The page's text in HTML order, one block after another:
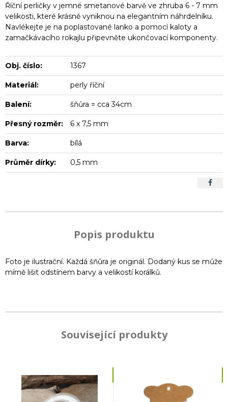
Říční perličky v jemné smetanové barvě ve zhruba 6 - 7 mm
velikosti, které krásně vyniknou na elegantním náhrdelníku.
Navlékejte je na poplastované lanko a pomocí kaloty a
zamačkávacího rokajlu připevněte ukončovací komponenty.
Obj. číslo: 1367
Materiál: perly říční
Balení: šňůra = cca 34cm
Přesný rozměr: 6 x 7,5 mm
Barva: bílá
Průměr dírky: 0,5 mm
Popis produktu
Foto je ilustrační. Každá šňůra je originál. Dodaný kus se může
mírně lišit odstínem barvy a velikostí korálků.
Související produkty